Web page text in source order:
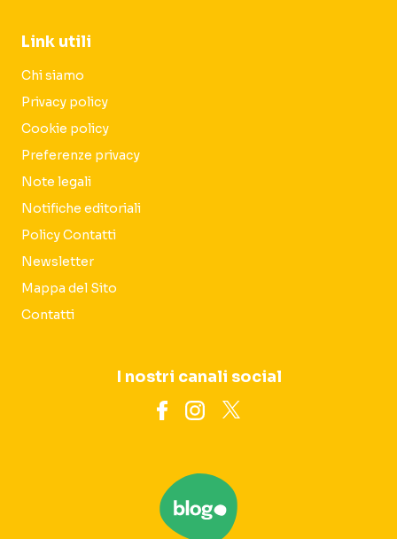
Link utili
Chi siamo
Privacy policy
Cookie policy
Preferenze privacy
Note legali
Notifiche editoriali
Policy Contatti
Newsletter
Mappa del Sito
Contatti
I nostri canali social